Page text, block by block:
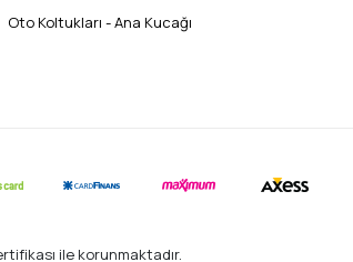
Oto Koltukları - Ana Kucağı
ile korunmaktadır.